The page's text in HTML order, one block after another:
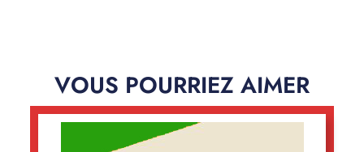
VOUS POURRIEZ AIMER